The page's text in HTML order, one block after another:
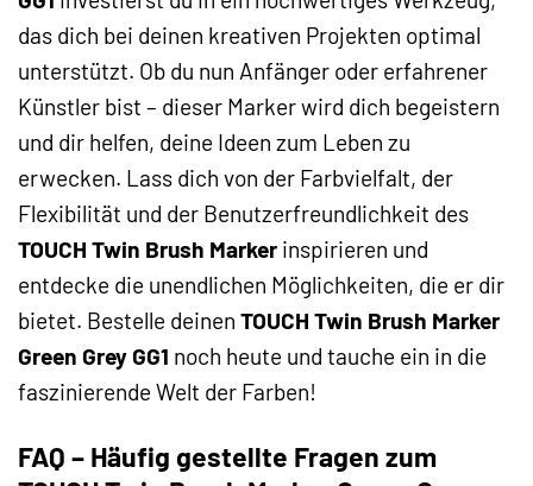
das dich bei deinen kreativen Projekten optimal
unterstützt. Ob du nun Anfänger oder erfahrener
Künstler bist – dieser Marker wird dich begeistern
und dir helfen, deine Ideen zum Leben zu
erwecken. Lass dich von der Farbvielfalt, der
Flexibilität und der Benutzerfreundlichkeit des
TOUCH Twin Brush Marker inspirieren und
entdecke die unendlichen Möglichkeiten, die er dir
bietet. Bestelle deinen TOUCH Twin Brush Marker
Green Grey GG1 noch heute und tauche ein in die
faszinierende Welt der Farben!
FAQ – Häufig gestellte Fragen zum